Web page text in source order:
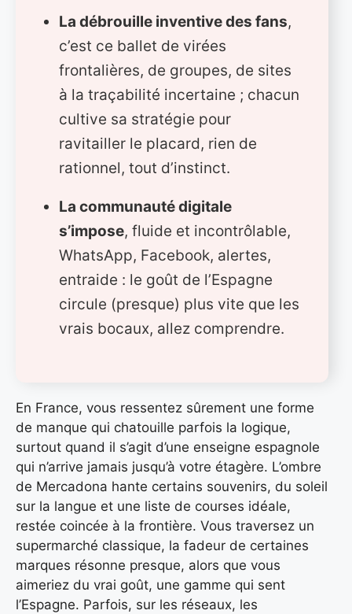
La débrouille inventive des fans,
c’est ce ballet de virées
frontalières, de groupes, de sites
à la traçabilité incertaine ; chacun
cultive sa stratégie pour
ravitailler le placard, rien de
rationnel, tout d’instinct.
La communauté digitale
s’impose, fluide et incontrôlable,
WhatsApp, Facebook, alertes,
entraide : le goût de l’Espagne
circule (presque) plus vite que les
vrais bocaux, allez comprendre.
En France, vous ressentez sûrement une forme
de manque qui chatouille parfois la logique,
surtout quand il s’agit d’une enseigne espagnole
qui n’arrive jamais jusqu’à votre étagère. L’ombre
de Mercadona hante certains souvenirs, du soleil
sur la langue et une liste de courses idéale,
restée coincée à la frontière. Vous traversez un
supermarché classique, la fadeur de certaines
marques résonne presque, alors que vous
aimeriez du vrai goût, une gamme qui sent
l’Espagne. Parfois, sur les réseaux, les